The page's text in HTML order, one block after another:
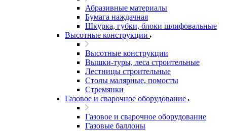
Абразивные материалы
Бумага наждачная
Шкурка, губки, блоки шлифовальные
Высотные конструкции
Высотные конструкции
Вышки-туры, леса строительные
Лестницы строительные
Столы малярные, помосты
Стремянки
Газовое и сварочное оборудование
Газовое и сварочное оборудование
Газовые баллоны